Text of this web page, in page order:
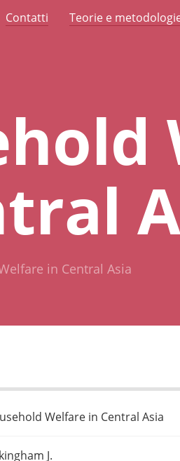
Contatti Teorie e
in Central Asia
Welfare in Central Asia
J.